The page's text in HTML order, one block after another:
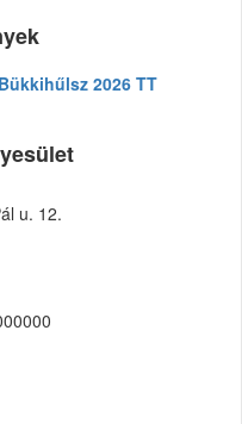
Bükkihűlsz 2026 TT
u. 12.